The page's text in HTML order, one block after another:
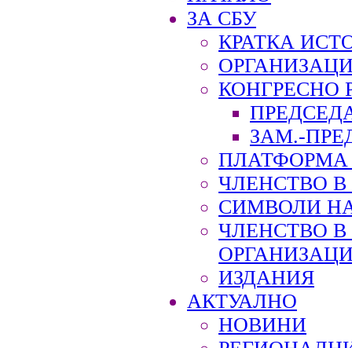
ЗА СБУ
КРАТКА
КОНГРЕСНО
ЗАМ.-
ПЛАТФОРМА
ЧЛЕНСТВО В
СИМВОЛИ
ЧЛЕНСТВО
ИЗДАНИЯ
АКТУАЛНО
НОВИНИ